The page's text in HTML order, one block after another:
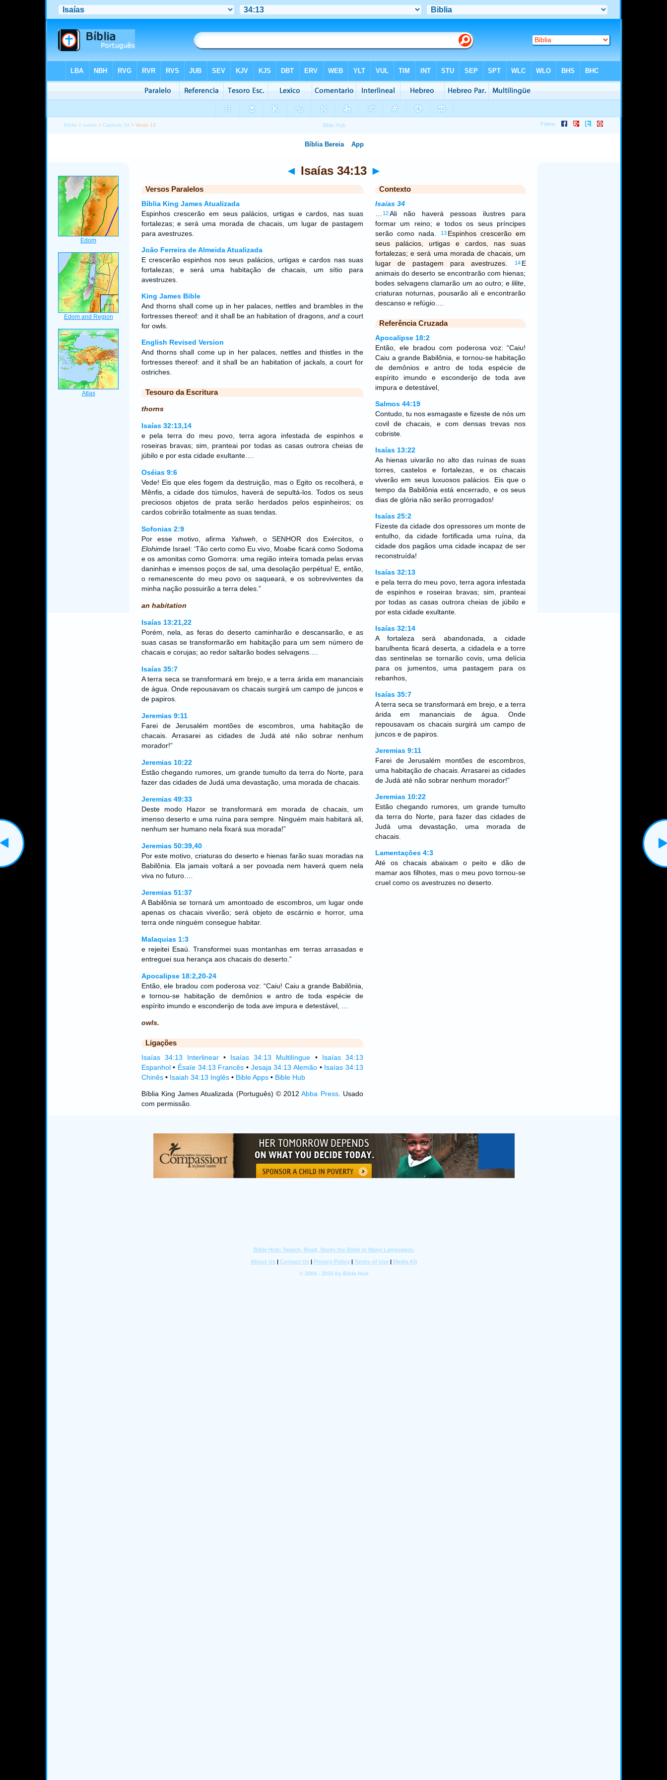
Bíblia > Isaías >Capítulo 34 > Verso 13
◄ Isaías 34:13 ►
Versos Paralelos
Bíblia King James Atualizada
Espinhos crescerão em seus palácios, urtigas e cardos, nas suas
fortalezas; e será uma morada de chacais, um lugar de pastagem
para avestruzes.
João Ferreira de Almeida Atualizada
E crescerão espinhos nos seus palácios, urtigas e cardos nas suas
fortalezas; e será uma habitação de chacais, um sítio para
avestruzes.
King James Bible
And thorns shall come up in her palaces, nettles and brambles in the
fortresses thereof: and it shall be an habitation of dragons, anda court
for owls.
English Revised Version
And thorns shall come up in her palaces, nettles and thistles in the
fortresses thereof: and it shall be an habitation of jackals, a court for
ostriches.
Tesouro da Escritura
thorns
Isaías 32:13,14
e pela terra do meu povo, terra agora infestada de espinhos e
roseiras bravas; sim, pranteai por todas as casas outrora cheias de
júbilo e por esta cidade exultante.…
Oséias 9:6
Vede! Eis que eles fogem da destruição, mas o Egito os recolherá, e
Mênfis, a cidade dos túmulos, haverá de sepultá-los. Todos os seus
preciosos objetos de prata serão herdados pelos espinheiros; os
cardos cobrirão totalmente as suas tendas.
Sofonias 2:9
Por esse motivo, afirma Yahweh , o SENHOR dos Exércitos, o
Elohimde Israel: ‘Tão certo como Eu vivo, Moabe ficará como Sodoma
e os amonitas como Gomorra: uma região inteira tomada pelas ervas
daninhas e imensos poços de sal, uma desolação perpétua! E, então,
o remanescente do meu povo os saqueará, e os sobreviventes da
minha nação possuirão a terra deles.”
an habitation
Isaías 13:21,22
Porém, nela, as feras do deserto caminharão e descansarão, e as
suas casas se transformarão em habitação para um sem número de
chacais e corujas; ao redor saltarão bodes selvagens.…
Isaías 35:7
A terra seca se transformará em brejo, e a terra árida em mananciais
de água. Onde repousavam os chacais surgirá um campo de juncos e
de papiros.
Jeremias 9:11
Farei de Jerusalém montões de escombros, uma habitação de
chacais. Arrasarei as cidades de Judá até não sobrar nenhum
morador!”
Jeremias 10:22
Estão chegando rumores, um grande tumulto da terra do Norte, para
fazer das cidades de Judá uma devastação, uma morada de chacais.
Jeremias 49:33
Deste modo Hazor se transformará em morada de chacais, um
imenso deserto e uma ruína para sempre. Ninguém mais habitará ali,
nenhum ser humano nela fixará sua morada!”
Jeremias 50:39,40
Por este motivo, criaturas do deserto e hienas farão suas moradas na
Babilônia. Ela jamais voltará a ser povoada nem haverá quem nela
viva no futuro.…
Jeremias 51:37
A Babilônia se tornará um amontoado de escombros, um lugar onde
apenas os chacais viverão; será objeto de escárnio e horror, uma
terra onde ninguém consegue habitar.
Malaquias 1:3
e rejeitei Esaú. Transformei suas montanhas em terras arrasadas e
entreguei sua herança aos chacais do deserto.”
Apocalipse 18:2,20-24
Então, ele bradou com poderosa voz: “Caiu! Caiu a grande Babilônia,
e tornou-se habitação de demônios e antro de toda espécie de
espírito imundo e esconderijo de toda ave impura e detestável, …
owls.
Ligações
Isaías 34:13 Interlinear• Isaías 34:13 Multilíngue • Isaías 34:13
Espanhol• Ésaïe 34:13 Francês • Jesaja 34:13 Alemão• Isaías 34:13
Chinês• Isaiah 34:13 Inglês• Bible Apps• Bible Hub
Bíblia King James Atualizada (Português) © 2012Abba Press. Usado
com permissão.
Contexto
Isaías 34
12Ali não haverá pessoas ilustres para
formar um reino; e todos os seus príncipes
serão como nada.
13 Espinhos crescerão em
seus palácios, urtigas e cardos, nas suas
fortalezas; e será uma morada de chacais, um
lugar de pastagem para avestruzes.
14 E
animais do deserto se encontrarão com hienas;
bodes selvagens clamarão um ao outro; elilite
criaturas noturnas, pousarão ali e encontrarão
descanso e refúgio.…
Referência Cruzada
Apocalipse 18:2
Então, ele bradou com poderosa voz: “Caiu!
Caiu a grande Babilônia, e tornou-se habitação
de demônios e antro de toda espécie de
espírito imundo e esconderijo de toda ave
impura e detestável,
Salmos 44:19
Contudo, tu nos esmagaste e fizeste de nós um
covil de chacais, e com densas trevas nos
cobriste.
Isaías 13:22
As hienas uivarão no alto das ruínas de suas
torres, castelos e fortalezas, e os chacais
viverão em seus luxuosos palácios. Eis que o
tempo da Babilônia está encerrado, e os seus
dias de glória não serão prorrogados!
Isaías 25:2
Fizeste da cidade dos opressores um monte de
entulho, da cidade fortificada uma ruína, da
cidade dos pagãos uma cidade incapaz de ser
reconstruída!
Isaías 32:13
e pela terra do meu povo, terra agora infestada
de espinhos e roseiras bravas; sim, pranteai
por todas as casas outrora cheias de júbilo e
por esta cidade exultante.
Isaías 32:14
A fortaleza será abandonada, a cidade
barulhenta ficará deserta, a cidadela e a torre
das sentinelas se tornarão covis, uma delícia
para os jumentos, uma pastagem para os
rebanhos,
Isaías 35:7
A terra seca se transformará em brejo, e a terra
árida em mananciais de água. Onde
repousavam os chacais surgirá um campo de
juncos e de papiros.
Jeremias 9:11
Farei de Jerusalém montões de escombros,
uma habitação de chacais. Arrasarei as cidades
de Judá até não sobrar nenhum morador!”
Jeremias 10:22
Estão chegando rumores, um grande tumulto
da terra do Norte, para fazer das cidades de
Judá uma devastação, uma morada de
chacais.
Lamentações 4:3
Até os chacais abaixam o peito e dão de
mamar aos filhotes, mas o meu povo tornou-se
cruel como os avestruzes no deserto.